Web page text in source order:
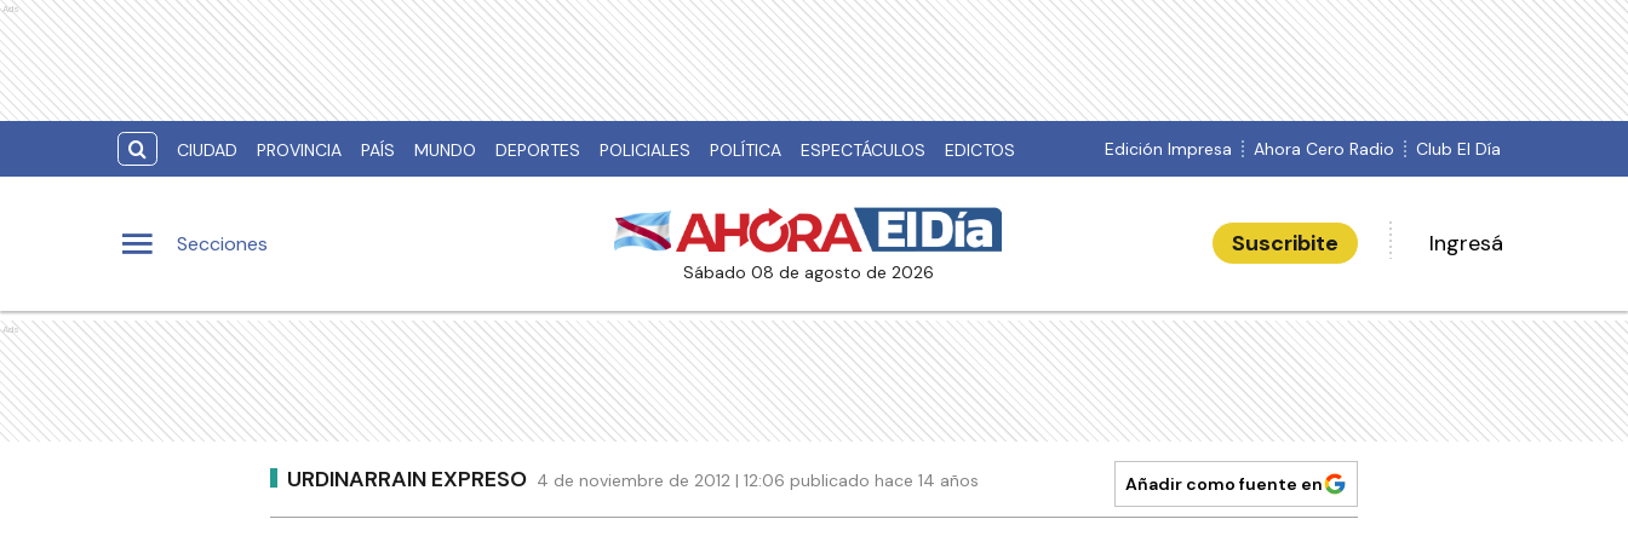
Ads
CIUDAD PROVINCIA PAÍS MUNDO DEPORTES POLICIALES POLÍTICA ESPECTÁCULOS EDICTOS Edición Impresa Ahora Cero Radio Club El Día
Secciones
sábado 08 de agosto de 2026
Suscribite Ingresá
Ads
URDINARRAIN EXPRESO 4 de noviembre de 2012 | 12:06 publicado hace 14 años Añadir como fuente en